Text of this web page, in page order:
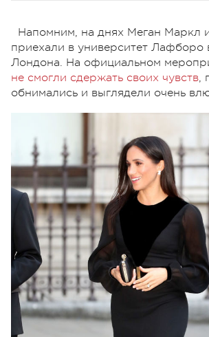
Напомним, на днях Меган Маркл
приехали в университет Лафборо
Лондона. На официальном
не смогли сдержать своих чувств,
обнимались и выглядели очень